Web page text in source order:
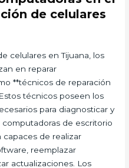
de celulares
celulares en Tijuana, los
en reparar
**técnicos de reparación
técnicos poseen los
para diagnosticar y
de escritorio
capaces de realizar
reemplazar
actualizaciones. Los